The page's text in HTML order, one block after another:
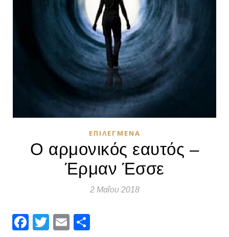
ΕΠΙΛΕΓΜΈΝΑ
Ο αρμονικός εαυτός –
Έρμαν Έσσε
2 Μαΐου 2018
Facebook
Twitter
Email